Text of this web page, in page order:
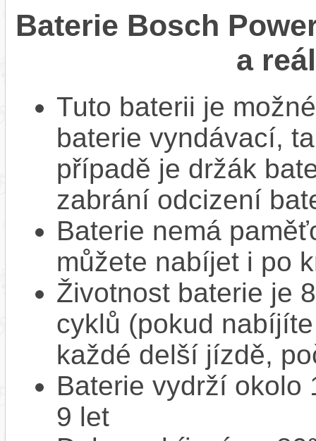
Baterie Bosch
a
Tuto baterii je
baterie vyndávací,
případě je držák
zabrání odcizení
Baterie nemá
můžete nabíjet i po
Životnost baterie je
cyklů (pokud
každé delší jízdě,
Baterie vydrží okolo
9 let